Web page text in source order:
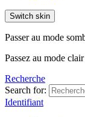
Switch skin
Passer au mode
Passez au mode
Recherche
Search for:
Identifiant